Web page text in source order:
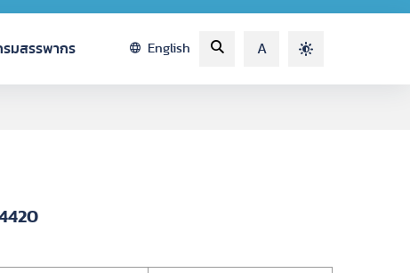
รมสรรพากร English A